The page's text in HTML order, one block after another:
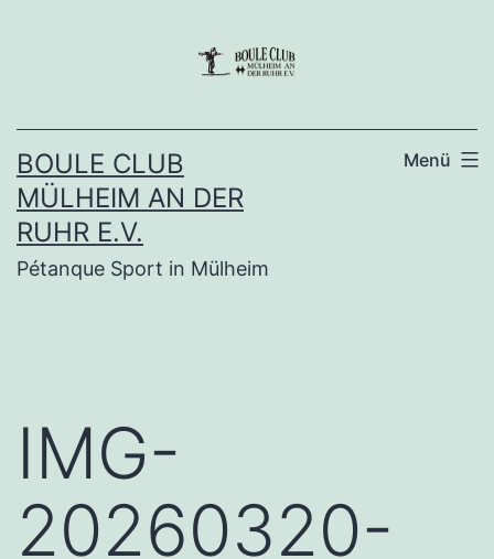
BOULE CLUB
MÜLHEIM AN DER
RUHR E.V.
Pétanque Sport in Mülheim
Menü
IMG-
20260320-